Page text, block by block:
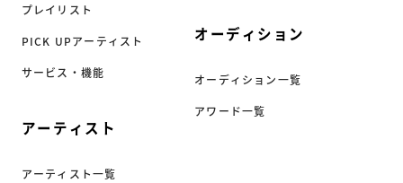
プレイリスト
PICK UPアーティスト
サービス・機能
アーティスト
アーティスト一覧
オーディション
オーディション一覧
アワード一覧